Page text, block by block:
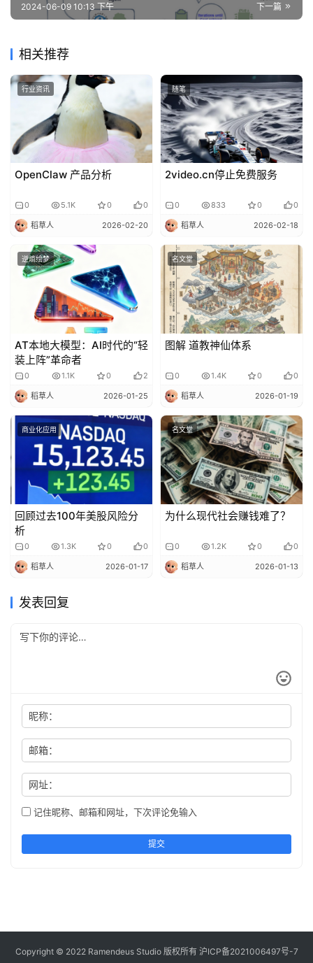
下一篇
2024-06-09 10:13 下午
相关推荐
行业资讯
OpenClaw 产品分析
0 5.1K 0 0
稻草人 2026-02-20
随笔
2video.cn停止免费服务
0 833 0 0
稻草人 2026-02-18
逆熵绘梦
AT本地大模型：AI时代的“轻
装上阵”革命者
0 1.1K 0 2
稻草人 2026-01-25
名文堂
图解 道教神仙体系
0 1.4K 0 0
稻草人 2026-01-19
商业化应用
回顾过去100年美股风险分
析
0 1.3K 0 0
稻草人 2026-01-17
名文堂
为什么现代社会赚钱难了？
0 1.2K 0 0
稻草人 2026-01-13
发表回复
昵称：
邮箱：
网址：
记住昵称、邮箱和网址，下次评论免输入
提交
Copyright © 2022 Ramendeus Studio 版权所有 沪ICP备2021006497号-7